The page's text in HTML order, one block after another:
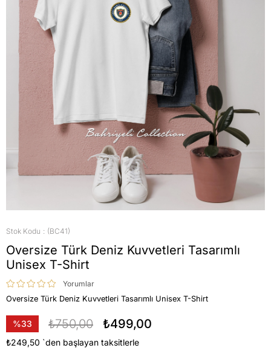
Stok Kodu (BC41)
Oversize Türk Deniz Kuvvetleri Tasarımlı
Unisex T-Shirt
Yorumlar
Oversize Türk Deniz Kuvvetleri Tasarımlı Unisex T-Shirt
%33
İndirim
₺750,00 ₺499,00
₺249,50 `den başlayan taksitlerle